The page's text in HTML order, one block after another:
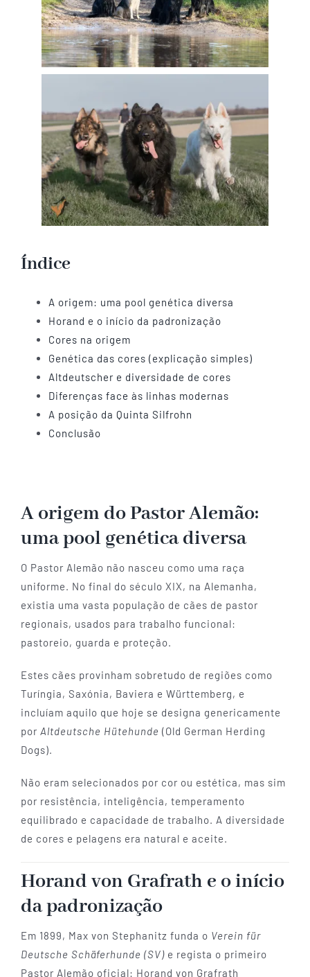
Índice
A origem: uma pool genética diversa
Horand e o início da padronização
Cores na origem
Genética das cores (explicação simples)
Altdeutscher e diversidade de cores
Diferenças face às linhas modernas
A posição da Quinta Silfrohn
Conclusão
A origem do Pastor Alemão:
uma pool genética diversa
O Pastor Alemão não nasceu como uma raça
uniforme. No final do século XIX, na Alemanha,
existia uma vasta população de cães de pastor
regionais, usados para trabalho funcional:
pastoreio, guarda e proteção.
Estes cães provinham sobretudo de regiões como
Turíngia, Saxónia, Baviera e Württemberg, e
incluíam aquilo que hoje se designa genericamente
por Altdeutsche Hütehunde (Old German Herding
Dogs).
Não eram selecionados por cor ou estética, mas sim
por resistência, inteligência, temperamento
equilibrado e capacidade de trabalho. A diversidade
de cores e pelagens era natural e aceite.
Horand von Grafrath e o início
da padronização
Em 1899, Max von Stephanitz funda o Verein für
Deutsche Schäferhunde (SV)e regista o primeiro
Pastor Alemão oficial: Horand von Grafrath